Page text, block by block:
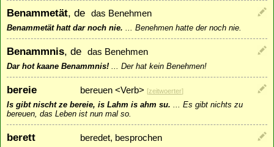
Benammetät, de das Benehmen
Benammetät hatt dar noch nie. ... Benehmen hatte der noch nie.
Benammnis, de das Benehmen
Dar hot kaane Benammnis! ... Der hat kein Benehmen!
bereie bereuen <Verb> [zeitwoerter]
Is gibt nischt ze bereie, is Lahm is ahm su. ... Es gibt nichts zu
bereuen, das Leben ist nun mal so.
berett beredet, besprochen